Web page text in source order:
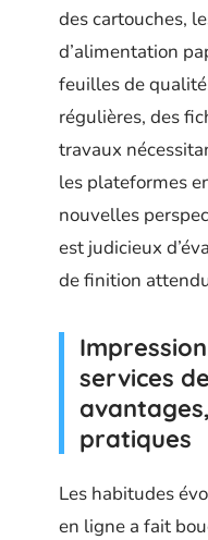
des cartouches,
d’alimentation
feuilles de
régulières, des
travaux
les plateformes
nouvelles
est judicieux
de finition
services
pratiques
Les habitudes
en ligne a fait